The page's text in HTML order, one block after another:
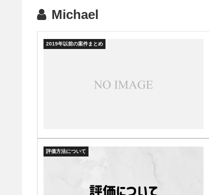
Michael
2019年以前の案件まとめ
評価方法について